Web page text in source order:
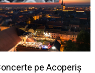
pe Acoperiș